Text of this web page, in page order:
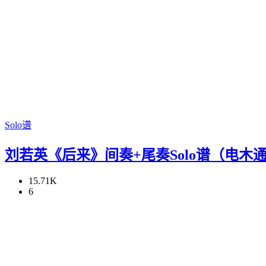
Solo谱
刘若英《后来》间奏+尾奏Solo谱（电木
15.71K
6